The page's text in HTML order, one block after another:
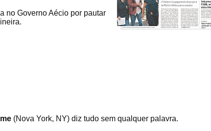
no Governo Aécio por pautar
(Nova York, NY) diz tudo sem qualquer palavra.